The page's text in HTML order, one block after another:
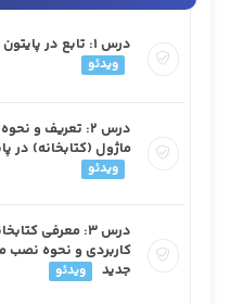
درس ۱: تابع در پایتون
ویدئو
درس ۲: تعریف و
ماژول (کتابخانه) در
ویدئو
درس ۳: معرفی
کاربردی و نحوه نصب
جدید
ویدئو